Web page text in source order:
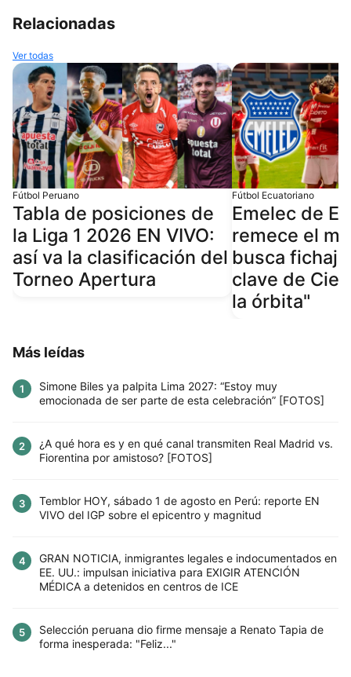
Este sitio utiliza cookies para mejorar la
Relacionadas
Ver todas
Fútbol Peruano
Tabla de posiciones de
la Liga 1 2026 EN VIVO:
así va la clasificación del
Torneo Apertura
Fútbol Ecuatoriano
Emelec de
remece el
busca
clave de
la órbita"
Más leídas
1
Simone Biles ya palpita Lima 2027: “Estoy muy
emocionada de ser parte de esta celebración” [FOTOS]
2
¿A qué hora es y en qué canal transmiten Real Madrid vs.
Fiorentina por amistoso? [FOTOS]
3
Temblor HOY, sábado 1 de agosto en Perú: reporte EN
VIVO del IGP sobre el epicentro y magnitud
4
GRAN NOTICIA, inmigrantes legales e indocumentados en
EE. UU.: impulsan iniciativa para EXIGIR ATENCIÓN
MÉDICA a detenidos en centros de ICE
5
Selección peruana dio firme mensaje a Renato Tapia de
forma inesperada: "Feliz..."